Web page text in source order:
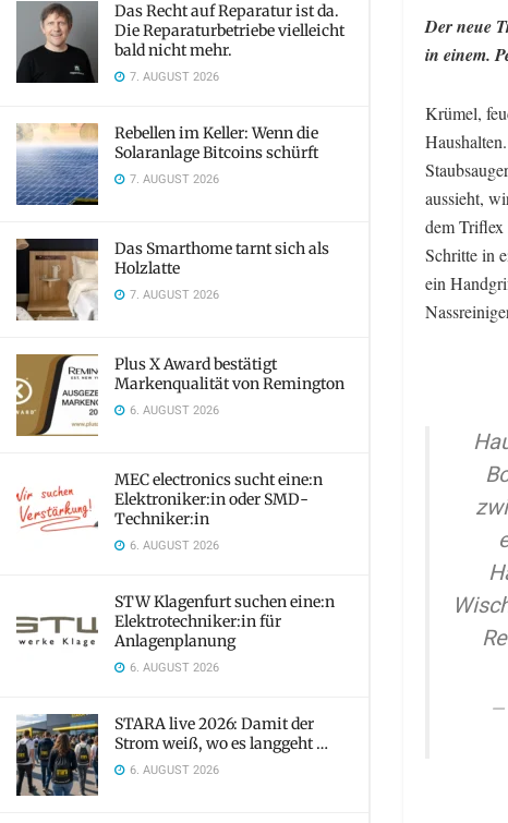
Das Recht auf Reparatur ist da.
Die Reparaturbetriebe vielleicht
bald nicht mehr.
7. AUGUST 2026
Rebellen im Keller: Wenn die
Solaranlage Bitcoins schürft
7. AUGUST 2026
Das Smarthome tarnt sich als
Holzlatte
7. AUGUST 2026
Plus X Award bestätigt
Markenqualität von Remington
6. AUGUST 2026
MEC electronics sucht eine:n
Elektroniker:in oder SMD-
Techniker:in
6. AUGUST 2026
STW Klagenfurt suchen eine:n
Elektrotechniker:in für
Anlagenplanung
6. AUGUST 2026
STARA live 2026: Damit der
Strom weiß, wo es langgeht …
6. AUGUST 2026
Der neue
in einem.
Krümel,
aussieht,
dem Triflex
Schritte in
ein